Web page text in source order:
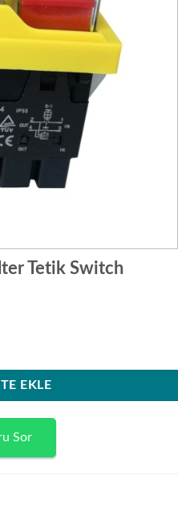
Tetik Switch
adet
EKLE
Sor